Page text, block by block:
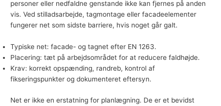
personer eller nedfaldne genstande ikke kan fjernes på anden
vis. Ved stilladsarbejde, tagmontage eller facadeelementer
fungerer net som sidste barriere, hvis noget går galt.
Typiske net: facade- og tagnet efter EN 1263.
Placering: tæt på arbejdsområdet for at reducere faldhøjde.
Krav: korrekt opspænding, randreb, kontrol af
fikseringspunkter og dokumenteret eftersyn.
Net er ikke en erstatning for planlægning. De er et bevidst